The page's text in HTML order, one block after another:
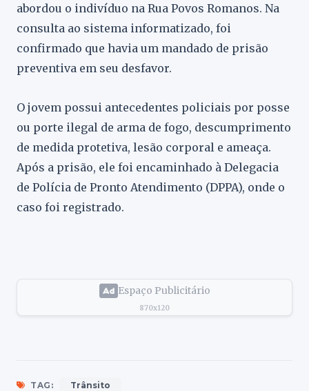
abordou o indivíduo na Rua Povos Romanos. Na
consulta ao sistema informatizado, foi
confirmado que havia um mandado de prisão
preventiva em seu desfavor.
O jovem possui antecedentes policiais por posse
ou porte ilegal de arma de fogo, descumprimento
de medida protetiva, lesão corporal e ameaça.
Após a prisão, ele foi encaminhado à Delegacia
de Polícia de Pronto Atendimento (DPPA), onde o
caso foi registrado.
Espaço Publicitário
870x120
TAG: Trânsito